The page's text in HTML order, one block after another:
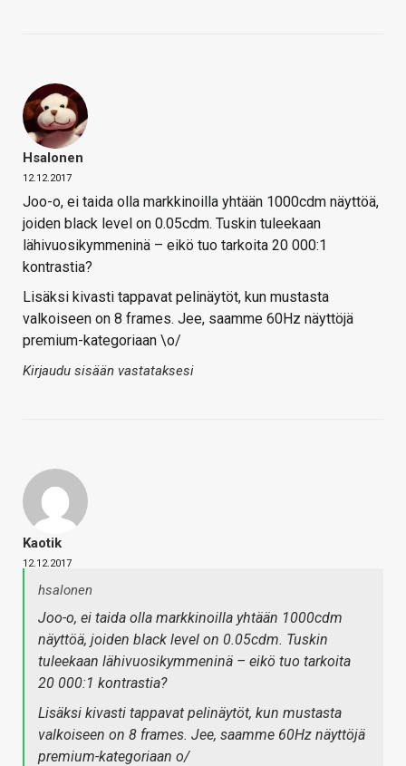
Hsalonen
12.12.2017
Joo-o, ei taida olla markkinoilla yhtään 1000cdm näyttöä,
joiden black level on 0.05cdm. Tuskin tuleekaan
lähivuosikymmeninä – eikö tuo tarkoita 20 000:1
kontrastia?
Lisäksi kivasti tappavat pelinäytöt, kun mustasta
valkoiseen on 8 frames. Jee, saamme 60Hz näyttöjä
premium-kategoriaan \o/
Kirjaudu sisään vastataksesi
Kaotik
12.12.2017
hsalonen
Joo-o, ei taida olla markkinoilla yhtään 1000cdm
näyttöä, joiden black level on 0.05cdm. Tuskin
tuleekaan lähivuosikymmeninä – eikö tuo tarkoita
20 000:1 kontrastia?
Lisäksi kivasti tappavat pelinäytöt, kun mustasta
valkoiseen on 8 frames. Jee, saamme 60Hz näyttöjä
premium-kategoriaan o/